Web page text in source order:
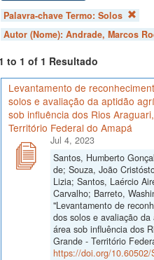
Palavra-chave Termo: Solos
Autor (Nome): Andrade, Marcos
to 1 of 1 Resultado
Levantamento de
solos e avaliação da aptidão
sob influência dos Rios
Território Federal do Amapá
Jul 4, 2023
Santos, Humberto
de; Souza, João
Lizia; Santos, Laércio
Carvalho; Barreto,
"Levantamento de
dos solos e avaliação
área sob influência dos
Grande - Território
https://doi.org/10.60502/